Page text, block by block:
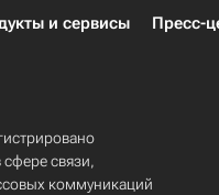
и сервисы Пресс-
связи,
коммуникаций